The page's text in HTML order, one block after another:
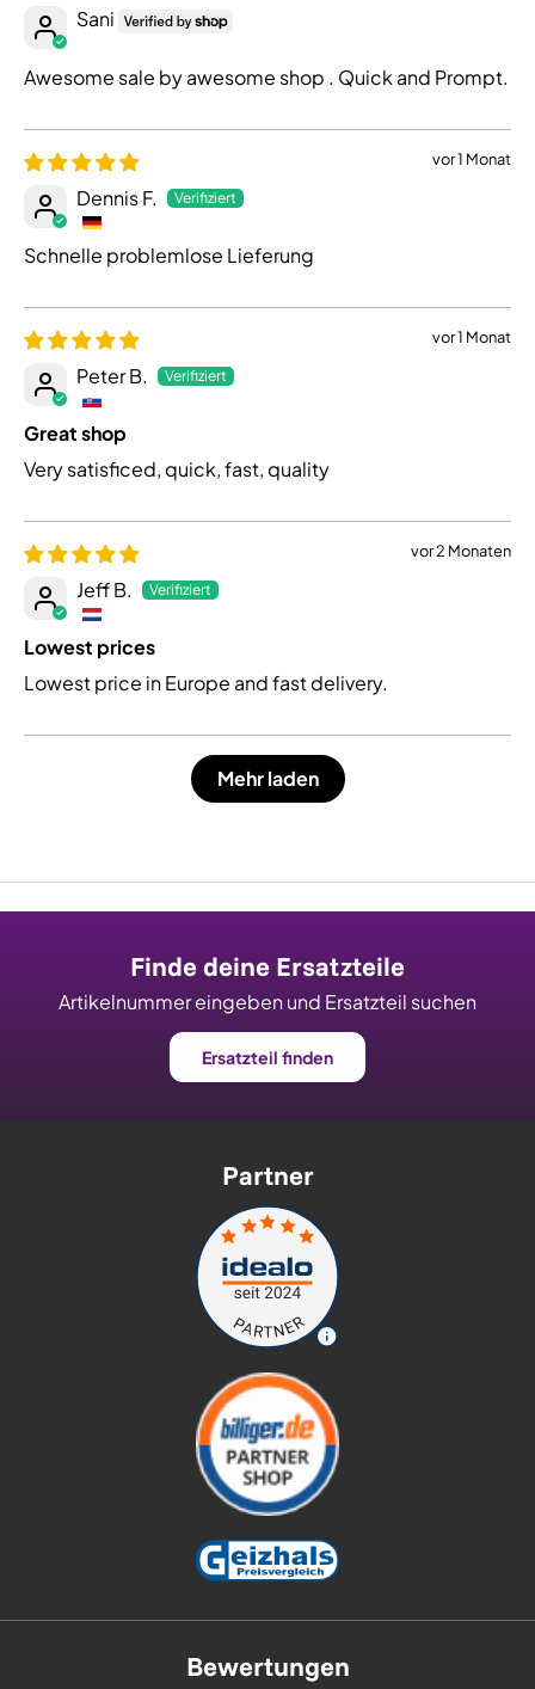
Sani
Awesome sale by awesome shop . Quick and Prompt.
vor 1 Monat
Dennis F.
Schnelle problemlose Lieferung
vor 1 Monat
Peter B.
Great shop
Very satisficed, quick, fast, quality
vor 2 Monaten
Jeff B.
Lowest prices
Lowest price in Europe and fast delivery.
Mehr laden
Finde deine Ersatzteile
Artikelnummer eingeben und Ersatzteil suchen
Ersatzteil finden
Partner
Bewertungen